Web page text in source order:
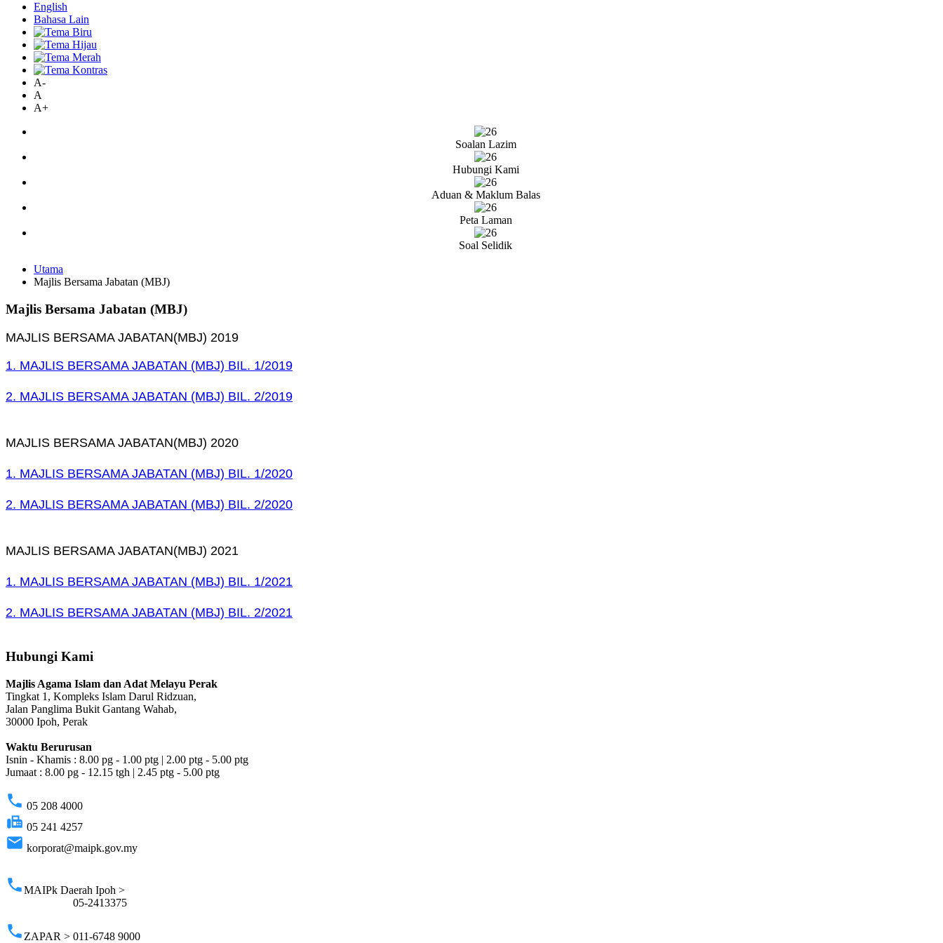
English
Bahasa Lain
A-
A
A+
Soalan Lazim
Hubungi Kami
Aduan & Maklum Balas
Peta Laman
Soal Selidik
Utama
Majlis Bersama Jabatan (MBJ)
Majlis Bersama Jabatan (MBJ)
MAJLIS BERSAMA JABATAN(MBJ) 2019
1. MAJLIS BERSAMA JABATAN (MBJ) BIL. 1/2019
2. MAJLIS BERSAMA JABATAN (MBJ) BIL. 2/2019
MAJLIS BERSAMA JABATAN(MBJ) 2020
1. MAJLIS BERSAMA JABATAN (MBJ) BIL. 1/2020
2. MAJLIS BERSAMA JABATAN (MBJ) BIL. 2/2020
MAJLIS BERSAMA JABATAN(MBJ) 2021
1. MAJLIS BERSAMA JABATAN (MBJ) BIL. 1/2021
2. MAJLIS BERSAMA JABATAN (MBJ) BIL. 2/2021
Hubungi Kami
Majlis Agama Islam dan Adat Melayu Perak
Tingkat 1, Kompleks Islam Darul Ridzuan,
Jalan Panglima Bukit Gantang Wahab,
30000 Ipoh, Perak
Waktu Berurusan
Isnin - Khamis : 8.00 pg - 1.00 ptg | 2.00 ptg - 5.00 ptg
Jumaat : 8.00 pg - 12.15 tgh | 2.45 ptg - 5.00 ptg
phone 05 208 4000
fax 05 241 4257
email korporat@maipk.gov.my
phoneMAIPk Daerah Ipoh >
05-2413375
phone ZAPAR > 011-6748 9000